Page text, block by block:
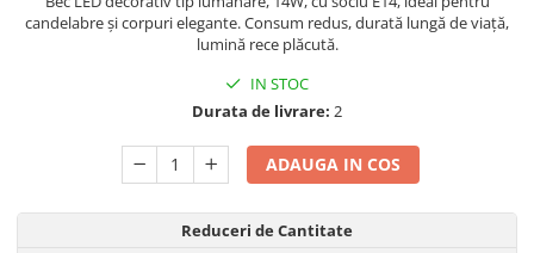
exterior
Aparataj şi accesorii
Alimentatoare/Drivere
candelabre și corpuri elegante. Consum redus, durată lungă de viață,
lumină rece plăcută.
IN STOC
Durata de livrare: 2
ADAUGA IN COS
Reduceri de Cantitate